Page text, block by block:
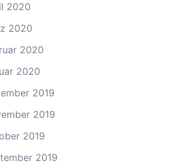
2020
2020
2020
2020
2019
2019
2019
2019